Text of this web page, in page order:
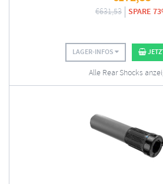
€631,53 SPARE
LAGER-INFOS
Alle Rear Shocks